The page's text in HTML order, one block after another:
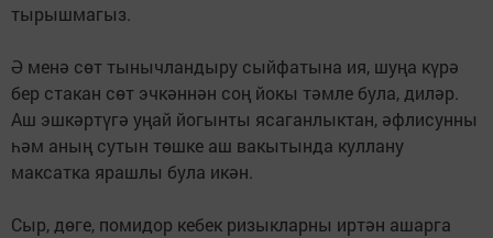
тырышмагыз.
Ә менә сөт тынычландыру сыйфатына ия, шуңа күрә
бер стакан сөт эчкәннән соң йокы тәмле була, диләр.
Аш эшкәртүгә уңай йогынты ясаганлыктан, әфлисунны
һәм аның сутын төшке аш вакытында куллану
максатка ярашлы була икән.
Сыр, дөге, помидор кебек ризыкларны иртән ашарга